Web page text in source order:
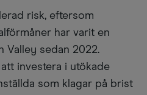
risk, eftersom
har varit en
Valley sedan 2022.
investera i utökade
som klagar på brist